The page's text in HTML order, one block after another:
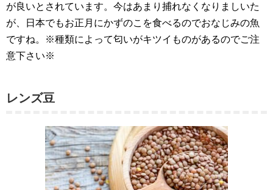
が良いとされています。今はあまり捕れなくなりましいた
が、日本でもお正月にかずのこを食べるのでおなじみの魚
ですね。※種類によって匂いがキツイものがあるのでご注
意下さい※
レンズ豆